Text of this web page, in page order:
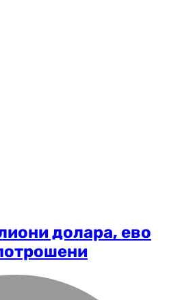
долара, ево